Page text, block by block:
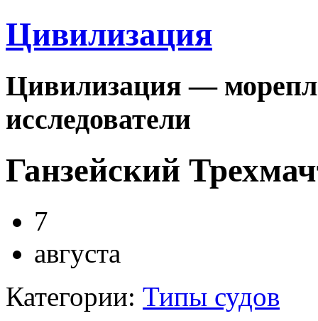
Цивилизация
Цивилизация —
исследователи
Ганзейский
7
августа
Категории: Типы судов